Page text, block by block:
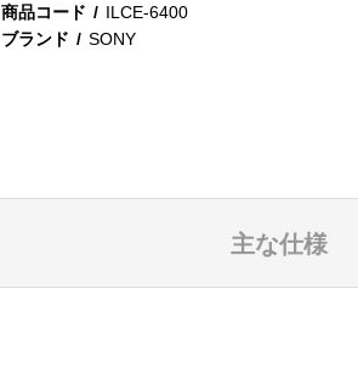
商品コード
ILCE-6400
ブランド
SONY
主な仕様